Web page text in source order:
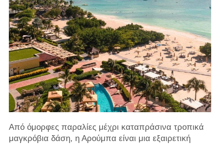
Από όμορφες παραλίες μέχρι καταπράσινα τροπικά
μαγκρόβια δάση, η Αρούμπα είναι μια εξαιρετική